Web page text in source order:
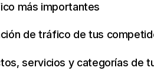
más importantes
de tráfico de tus
servicios y categorías de